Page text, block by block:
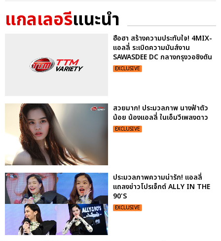
แกลเลอรีแนะนำ
ฮือฮา สร้างความประทับใจ! 4MIX-
แอลลี่ ระเบิดความมันส์งาน
SAWASDEE DC กลางกรุงวอชิงตัน
EXCLUSIVE
สวยมาก! ประมวลภาพ นางฟ้าตัว
น้อย น้องแอลลี่ ในเอ็มวีเพลงดาว
EXCLUSIVE
ประมวลภาพความน่ารัก! แอลลี่
แถลงข่าวโปรเจ็กต์ ALLY IN THE
90'S
EXCLUSIVE